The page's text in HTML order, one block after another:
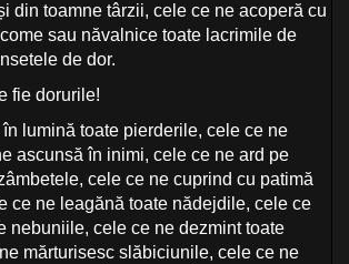
din toamne târzii, cele ce ne acoperă cu
sau năvalnice toate lacrimile de
de dor.
fie dorurile!
lumină toate pierderile, cele ce ne
ascunsă în inimi, cele ce ne ard pe
cele ce ne cuprind cu patimă
ce ne leagănă toate nădejdile, cele ce
nebuniile, cele ce ne dezmint toate
mărturisesc slăbiciunile, cele ce ne